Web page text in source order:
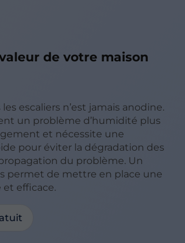
de votre maison
escaliers n’est jamais anodine.
un problème d’humidité plus
et nécessite une
pour éviter la dégradation des
du problème. Un
permet de mettre en place une
efficace.